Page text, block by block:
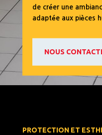
de créer une
adaptée aux pièces
NOUS
PROTECTION ET